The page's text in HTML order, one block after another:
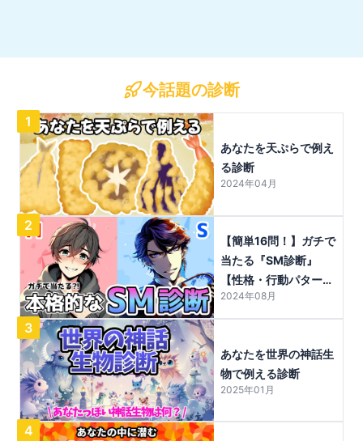
今話題の診断
1
あなたを天ぷらで例え
る診断
2024年04月
2
【簡単16問！】ガチで
当たる『SM診断』
【性格・行動パターン
から分析】
2024年08月
3
あなたを世界の神話生
物で例える診断
2025年01月
4